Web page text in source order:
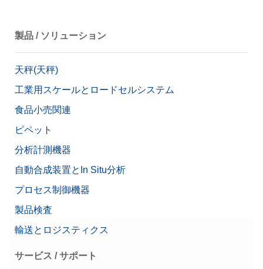
内容（セットアップ）
製品 / ソリューション
天秤(天秤)
工業用スケールとロードセルシステム
食品小売関連
ピペット
分析計測機器
自動合成装置とIn Situ分析
プロセス制御機器
製品検査
輸送とロジスティクス
サービス / サポート